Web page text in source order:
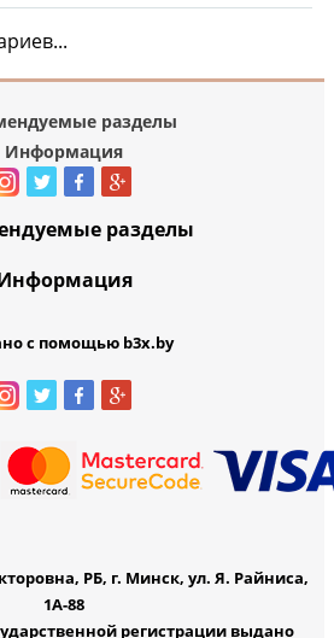
разделы
Информация
разделы
с помощью b3x.by
РБ, г. Минск, ул. Я. Райниса,
1А-88
регистрации выдано